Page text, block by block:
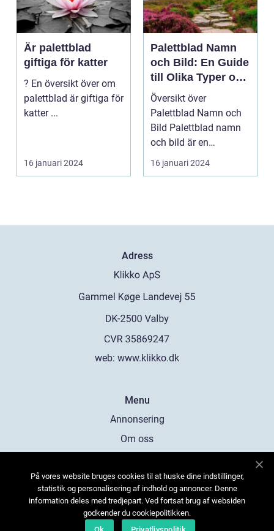
Är palettblad
giftiga för katter
? En översikt över om
palettblad är giftiga för
katter ...
16 januari 2024
Palettblad Namn
och Bild: En Guide
till Olika Typer och
Egenskaper
Översikt över
Palettblad Namn och
Bild Palettblad namn
och bild är en
fascinerande
universum av oli...
16 januari 2024
Adress
web: www.klikko.dk
Menu
Annonsering
Om oss
Kontakta oss
Sitemap
På vores website bruges cookies til at huske dine indstillinger,
statistik og personalisering af indhold og annoncer. Denne
information deles med tredjepart. Ved fortsat brug af websiden
godkender du cookiepolitikken.